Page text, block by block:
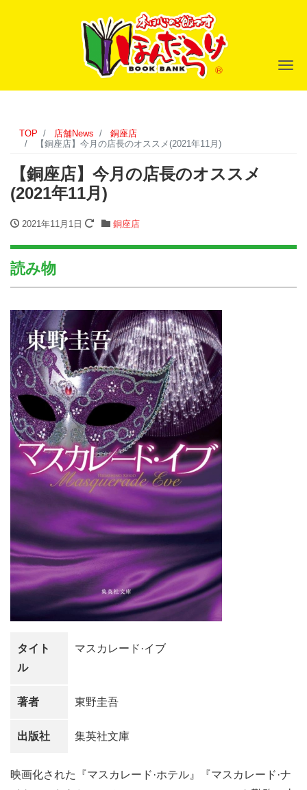
ナ
TOP 店舗News
銅座店
【銅座店】今月の店長のオススメ(2021年11月)
【銅座店】今月の店長のオススメ
(2021年11月)
2021年11月1日 銅座店
読み物
タイト
ル
マスカレード·イブ
著者 東野圭吾
出版社 集英社文庫
映画化された『マスカレード·ホテル』『マスカレード·ナ